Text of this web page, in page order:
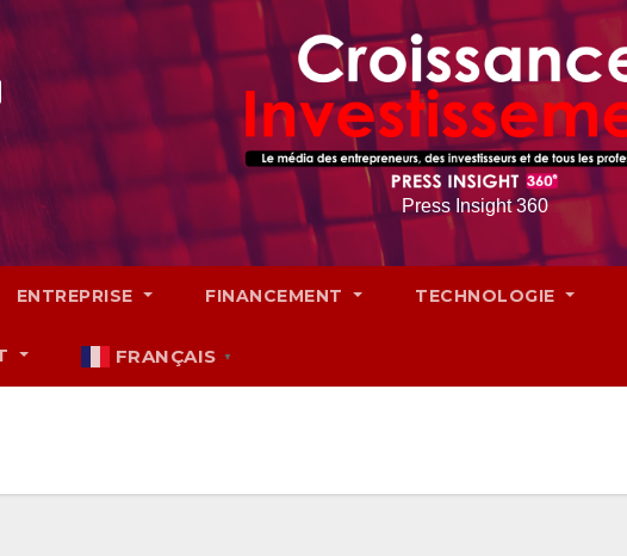
Press Insight 360
ENTREPRISE FINANCEMENT TECHNOLOGIE
FRANÇAIS ▼